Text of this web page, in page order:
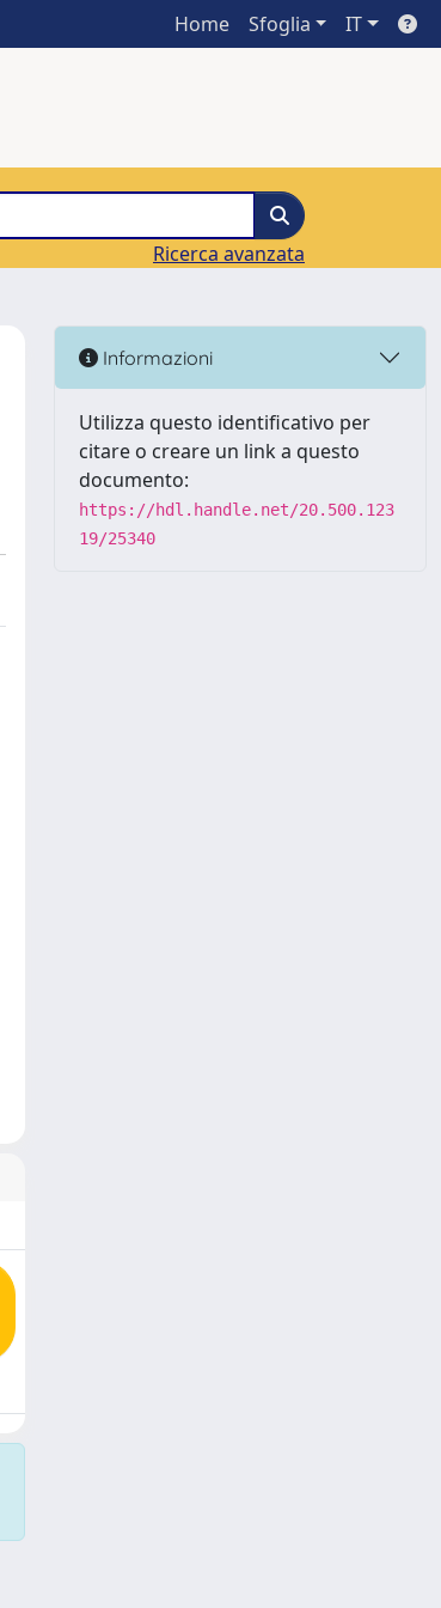
Home Sfoglia IT
Ricerca avanzata
Informazioni
Utilizza questo identificativo per
citare o creare un link a questo
documento:
https://hdl.handle.net/20.500.123
19/25340